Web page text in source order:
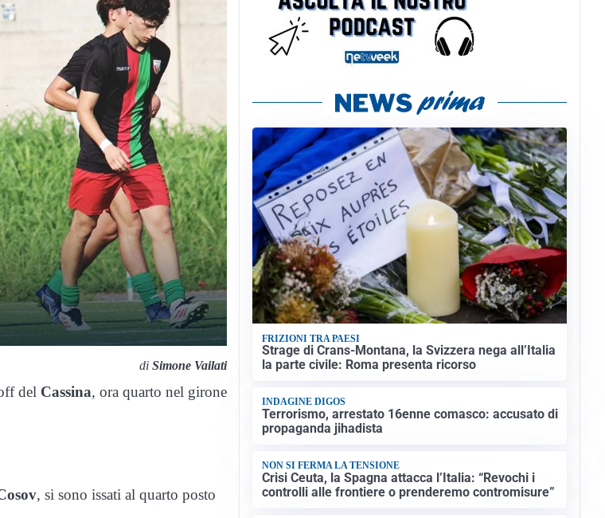
diSimone Vailati
del Cassina, ora quarto nel girone
, si sono issati al quarto posto
FRIZIONI TRA PAESI
Strage di Crans-Montana, la Svizzera nega all’Italia
la parte civile: Roma presenta ricorso
INDAGINE DIGOS
Terrorismo, arrestato 16enne comasco: accusato di
propaganda jihadista
NON SI FERMA LA TENSIONE
Crisi Ceuta, la Spagna attacca l’Italia: “Revochi i
controlli alle frontiere o prenderemo contromisure”